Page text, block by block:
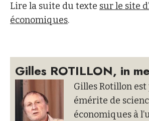
Lire la suite du texte sur le site
économiques.
Gilles ROTILLON, in
Gilles Rotillon
émérite de
économiques à